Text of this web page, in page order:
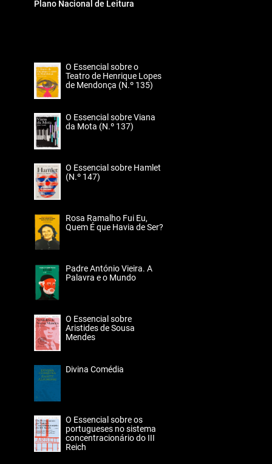
Plano Nacional de Leitura
O Essencial sobre o
Teatro de Henrique Lopes
de Mendonça (N.º 135)
O Essencial sobre Viana
da Mota (N.º 137)
O Essencial sobre Hamlet
(N.º 147)
Rosa Ramalho Fui Eu,
Quem É que Havia de Ser?
Padre António Vieira. A
Palavra e o Mundo
O Essencial sobre
Aristides de Sousa
Mendes
Divina Comédia
O Essencial sobre os
portugueses no sistema
concentracionário do III
Reich